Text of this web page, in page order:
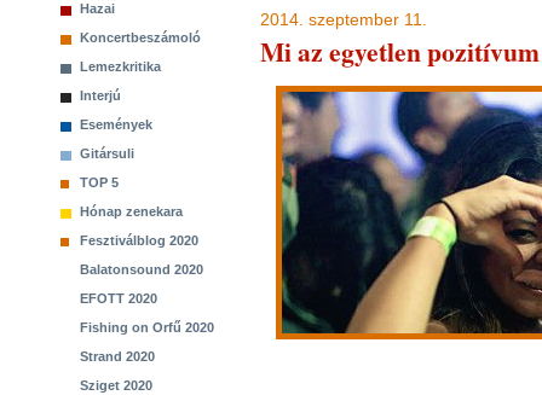
Hazai
Koncertbeszámoló
Lemezkritika
Interjú
Események
Gitársuli
TOP 5
Hónap zenekara
Fesztiválblog 2020
Balatonsound 2020
EFOTT 2020
Fishing on Orfű 2020
Strand 2020
Sziget 2020
2014. szeptember 11.
Mi az egyetlen